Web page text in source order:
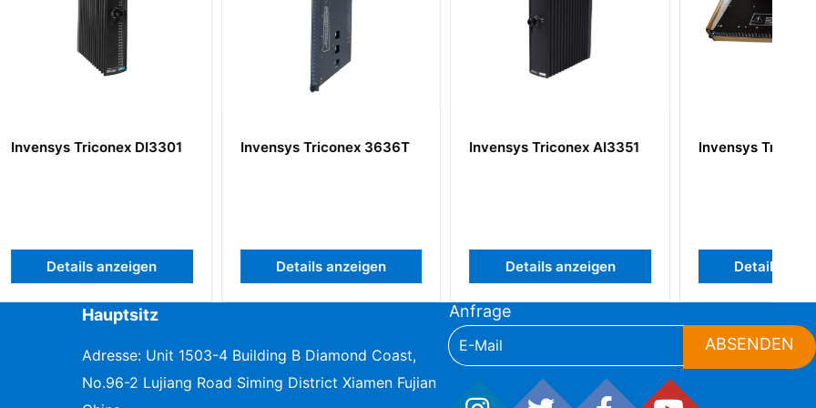
DI3301 Invensys Triconex 3636T
Details anzeigen
Invensys Triconex AI3351
Details anzeigen
Invensys Triconex 3625
Details anzeigen
Hauptsitz
Adresse: Unit 1503-4 Building B Diamond Coast,
No.96-2 Lujiang Road Siming District Xiamen Fujian
Anfrage
ABSENDEN